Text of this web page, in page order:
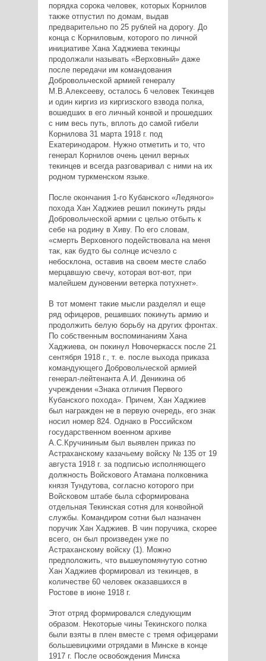
порядка сорока человек, которых Корнилов
также отпустил по домам, выдав
предварительно по 25 рублей на дорогу. До
конца с Корниловым, которого по личной
инициативе Хана Хаджиева текинцы
продолжали называть «Верховный» даже
после передачи им командования
Добровольческой армией генералу
М.В.Алексееву, осталось 6 человек Текинцев
и один киргиз из киргизского взвода полка,
вошедших в его личный конвой и прошедших
с ним весь путь, вплоть до самой гибели
Корнилова 31 марта 1918 г. под
Екатеринодаром. Нужно отметить и то, что
генерал Корнилов очень ценил верных
текинцев и всегда разговаривал с ними на их
родном туркменском языке.
После окончания 1-го Кубанского «Ледяного»
похода Хан Хаджиев решил покинуть ряды
Добровольческой армии с целью отбыть к
себе на родину в Хиву. По его словам,
«смерть Верховного подействовала на меня
так, как будто бы солнце исчезло с
небосклона, оставив на своем месте слабо
мерцавшую свечу, которая вот-вот, при
малейшем дуновении ветерка потухнет».
В тот момент такие мысли разделял и еще
ряд офицеров, решивших покинуть армию и
продолжить белую борьбу на других фронтах.
По собственным воспоминаниям Хана
Хаджиева, он покинул Новочеркасск после 21
сентября 1918 г., т. е. после выхода приказа
командующего Добровольческой армией
генерал-лейтенанта А.И. Деникина об
учреждении «Знака отличия Первого
Кубанского похода». Причем, Хан Хаджиев
был награжден не в первую очередь, его знак
носил номер 824. Однако в Российском
государственном военном архиве
А.С.Кручининым был выявлен приказ по
Астраханскому казачьему войску № 135 от 19
августа 1918 г. за подписью исполняющего
должность Войскового Атамана полковника
князя Тундутова, согласно которого при
Войсковом штабе была сформирована
отдельная Текинская сотня для конвойной
службы. Командиром сотни был назначен
поручик Хан Хаджиев. В чин поручика, скорее
всего, он был произведен уже по
Астраханскому войску (1). Можно
предположить, что вышеупомянутую сотню
Хан Хаджиев формировал из текинцев, в
количестве 60 человек оказавшихся в
Ростове в июне 1918 г.
Этот отряд формировался следующим
образом. Некоторые чины Текинского полка
были взяты в плен вместе с тремя офицерами
большевицкими отрядами в Минске в конце
1917 г. После освобождения Минска